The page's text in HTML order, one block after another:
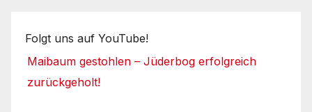
Folgt uns auf YouTube!
Maibaum gestohlen – Jüderbog erfolgreich
zurückgeholt!